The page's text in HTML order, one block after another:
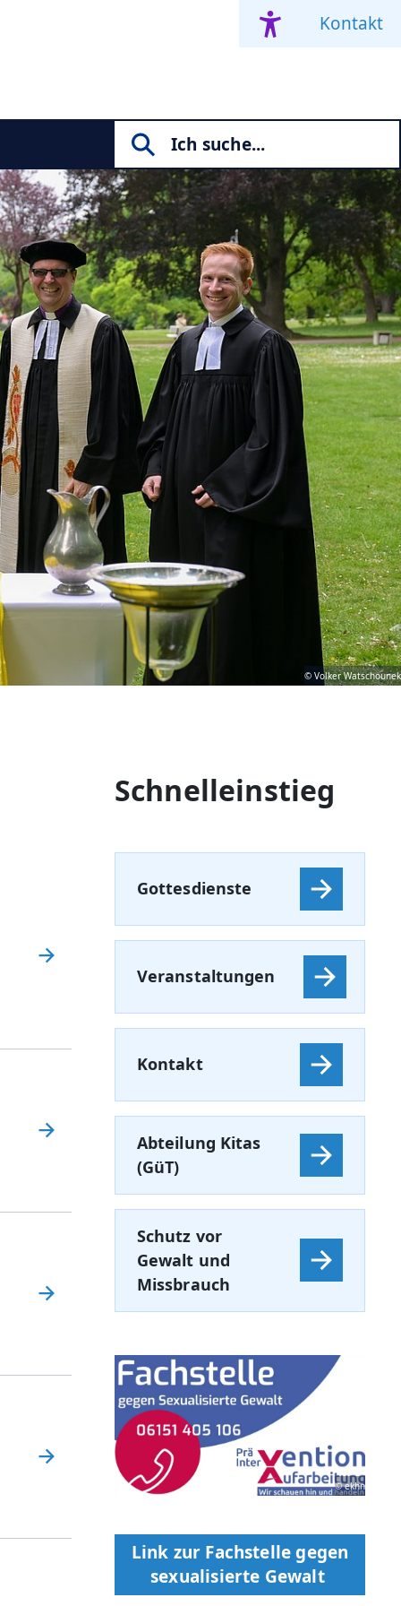
Kontakt
© Volker Watschounek
Schnelleinstieg
Gottesdienste
Veranstaltungen
Kontakt
Abteilung Kitas
(GüT)
Schutz vor
Gewalt und
Missbrauch
© ekhn
Link zur Fachstelle gegen
sexualisierte Gewalt